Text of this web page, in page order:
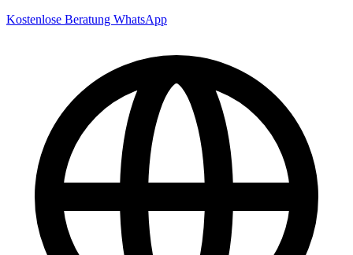
Kostenlose Beratung WhatsApp